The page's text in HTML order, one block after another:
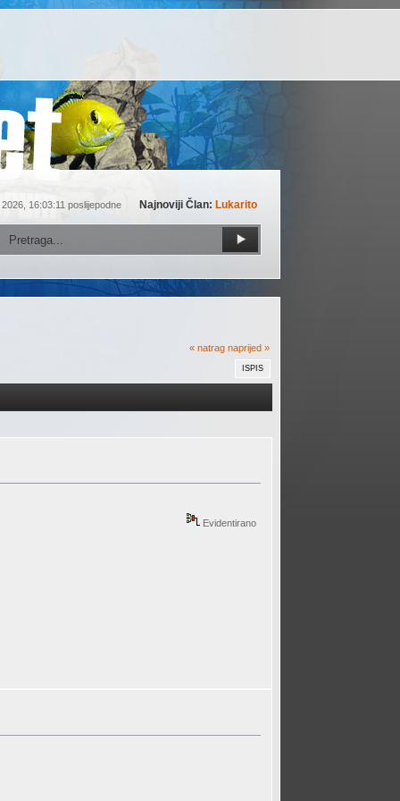
16:03:11 poslijepodne Najnoviji Član: Lukarito
« natrag naprijed »
ISPIS
Evidentirano